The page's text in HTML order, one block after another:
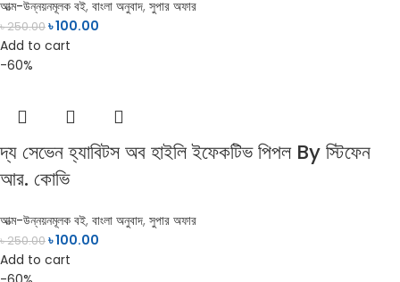
আত্ম-উন্নয়নমূলক বই, বাংলা অনুবাদ, সুপার অফার
৳250.00৳100.00
Add to cart
-60%
দ্য সেভেন হ্যাবিটস অব হাইলি ইফেকটিভ পিপল By স্টিফেন
আর. কোভি
আত্ম-উন্নয়নমূলক বই, বাংলা অনুবাদ, সুপার অফার
৳250.00৳100.00
Add to cart